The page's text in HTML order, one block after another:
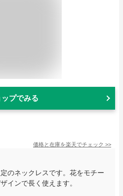
ップでみる
価格と在庫を楽天でチェック >>
のネックレスです。花をモチー
インで長く使えます。